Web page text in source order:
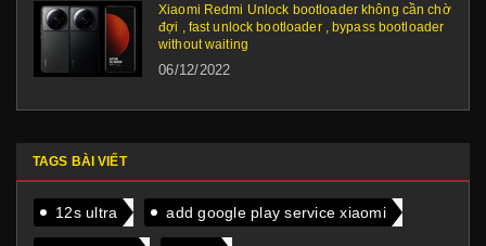
Xiaomi Redmi Unlock bootloader không cần chờ
đợi , fast unlock bootloader , bypass bootloader
without waiting
06/12/2022
TAGS BÀI VIẾT
12s ultra add google play service xiaomi